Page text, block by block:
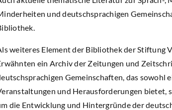
und deutschsprachigen
weiteres Element der Bibliothek der Stiftung
ein Archiv der Zeitungen und
Gemeinschaften, das sowohl
und Herausforderungen bietet,
die Entwicklung und Hintergründe der